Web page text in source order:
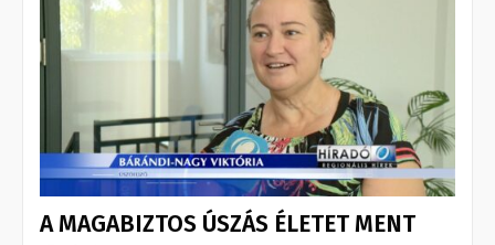
A MAGABIZTOS ÚSZÁS ÉLETET MENT